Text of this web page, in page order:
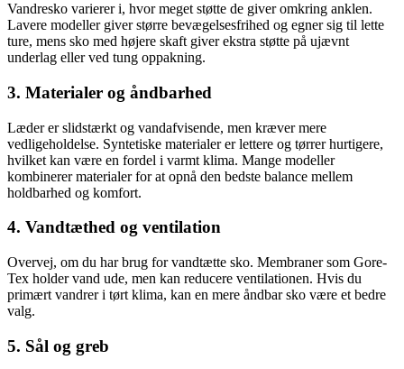
Vandresko varierer i, hvor meget støtte de giver omkring anklen.
Lavere modeller giver større bevægelsesfrihed og egner sig til lette
ture, mens sko med højere skaft giver ekstra støtte på ujævnt
underlag eller ved tung oppakning.
3. Materialer og åndbarhed
Læder er slidstærkt og vandafvisende, men kræver mere
vedligeholdelse. Syntetiske materialer er lettere og tørrer hurtigere,
hvilket kan være en fordel i varmt klima. Mange modeller
kombinerer materialer for at opnå den bedste balance mellem
holdbarhed og komfort.
4. Vandtæthed og ventilation
Overvej, om du har brug for vandtætte sko. Membraner som Gore-
Tex holder vand ude, men kan reducere ventilationen. Hvis du
primært vandrer i tørt klima, kan en mere åndbar sko være et bedre
valg.
5. Sål og greb